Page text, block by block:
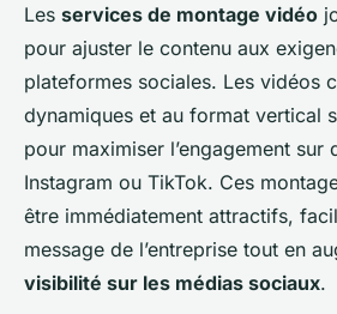
Les services de montage vidéo
pour ajuster le contenu aux
plateformes sociales. Les vidéos
dynamiques et au format vertical
pour maximiser l’engagement sur
Instagram ou TikTok. Ces
être immédiatement attractifs,
message de l’entreprise tout en
visibilité sur les médias sociaux.